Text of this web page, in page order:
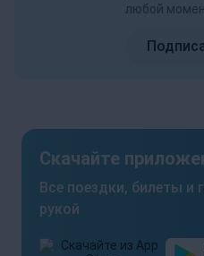
любой
Скачайте
Все поездки, билеты и
рукой